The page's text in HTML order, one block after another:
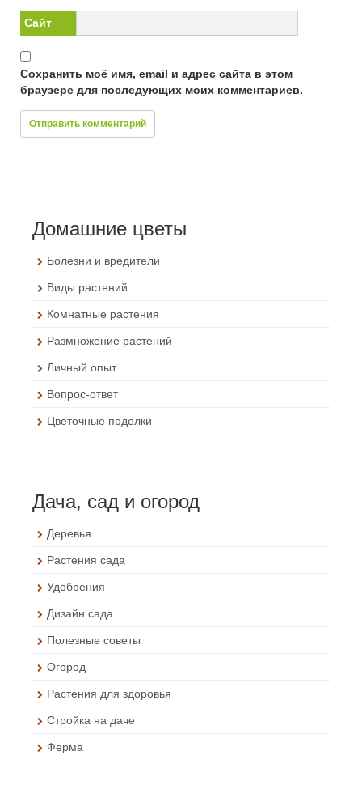
Сайт
Сохранить моё имя, email и адрес сайта в этом
браузере для последующих моих комментариев.
Домашние цветы
Болезни и вредители
Виды растений
Комнатные растения
Размножение растений
Личный опыт
Вопрос-ответ
Цветочные поделки
Дача, сад и огород
Деревья
Растения сада
Удобрения
Дизайн сада
Полезные советы
Огород
Растения для здоровья
Стройка на даче
Ферма